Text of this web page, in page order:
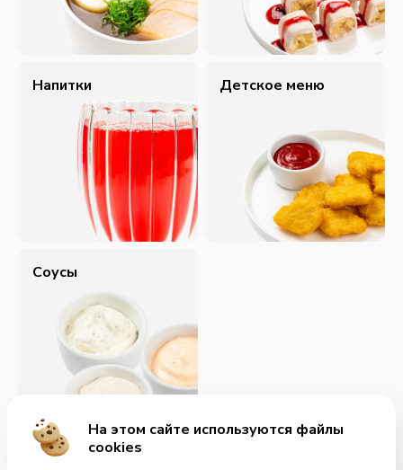
Напитки Детское меню
Соусы
На этом сайте используются файлы
cookies